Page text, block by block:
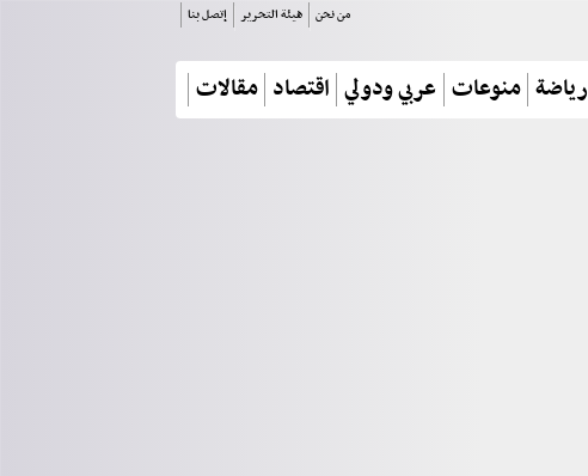
من نحن هيئة التحرير إتصل بنا
رياضة منوعات عربي ودولي اقتصاد مقالات